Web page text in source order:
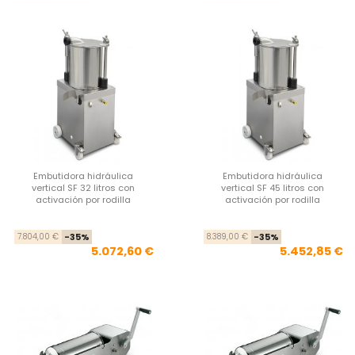
Embutidora hidráulica
vertical SF 32 litros con
activación por rodilla
Precio base
7.804,00 € -35%
5.072,60 €
Embutidora hidráulica
vertical SF 45 litros con
activación por rodilla
8.389,00 € -35%
5.452,85 €